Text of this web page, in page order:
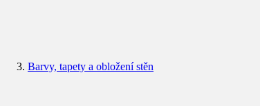
Barvy, tapety a obložení stěn